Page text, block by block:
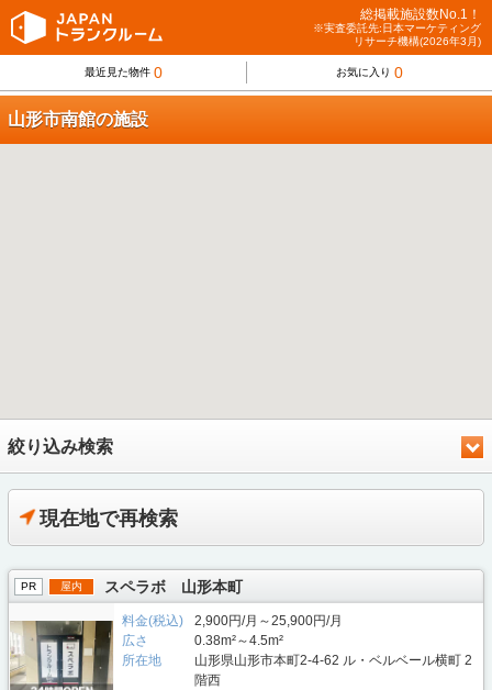
総掲載施設数No.1！
※実査委託先:日本マーケティング
リサーチ機構(2026年3月)
最近見た物件 0 お気に入り 0
山形市南館の施設
絞り込み検索
現在地で再検索
PR 屋内 スペラボ 山形本町
料金(税込)
2,900円/月～25,900円/月
広さ
0.38m²～4.5m²
所在地
山形県山形市本町2-4-62 ル・ベルベール横町 2
階西